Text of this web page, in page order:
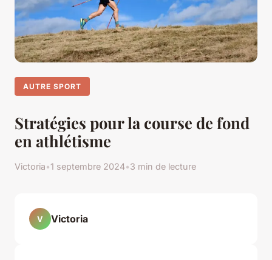
AUTRE SPORT
Stratégies pour la course de fond
en athlétisme
Victoria•1 septembre 2024•3 min de lecture
V Victoria